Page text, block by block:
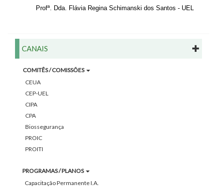
Profª. Dda. Flávia Regina Schimanski dos Santos - UEL
CANAIS
COMITÊS / COMISSÕES
CEUA
CEP-UEL
CIPA
CPA
Biossegurança
PROIC
PROITI
PROGRAMAS / PLANOS
Capacitação Permanente I.A.